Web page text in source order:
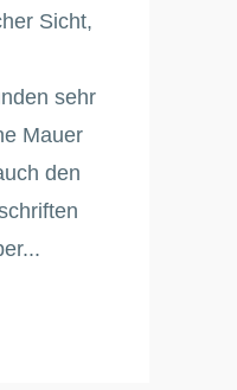
Sicht,
sehr
Mauer
den